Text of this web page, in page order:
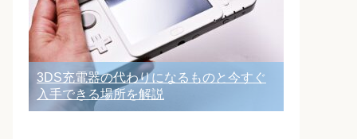
3DS充電器の代わりになるものと今すぐ
入手できる場所を解説